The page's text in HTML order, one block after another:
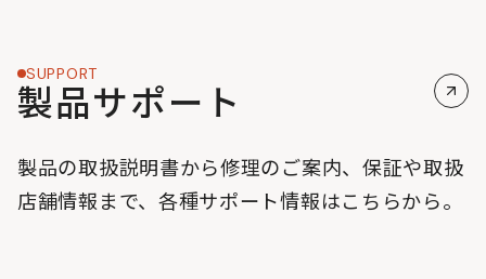
SUPPORT
製品サポート
製品の取扱説明書から修理のご案内、保証や取扱
店舗情報まで、各種サポート情報はこちらから。